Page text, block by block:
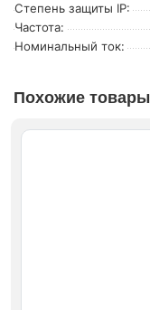
Степень защиты IP:
Частота:
Номинальный ток:
Похожие товары